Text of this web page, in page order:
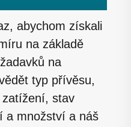
abychom získali
na základě
na
typ přívěsu,
zatížení, stav
a množství a náš